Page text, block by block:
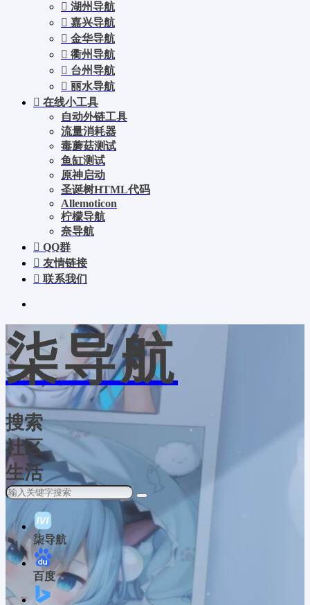
湖州导航
嘉兴导航
金华导航
衢州导航
台州导航
丽水导航
在线小工具
自动外链工具
流量消耗器
毒蘑菇测试
鱼缸测试
原神启动
圣诞树HTML代码
Allemoticon
柠檬导航
奈导航
QQ群
友情链接
联系我们
柒导航
搜索
社区
生活
柒导航
百度